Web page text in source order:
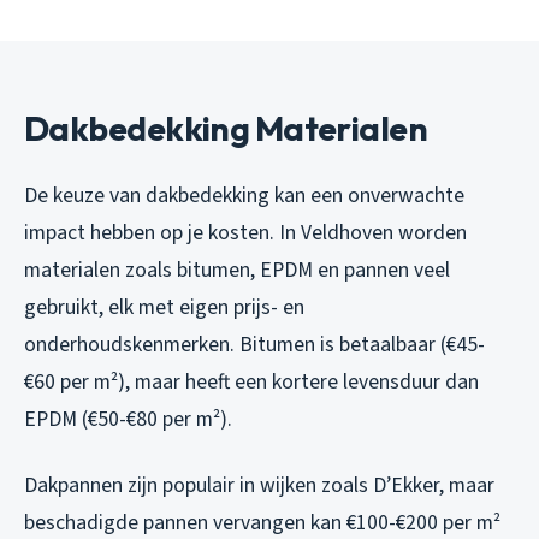
Dakbedekking Materialen
De keuze van dakbedekking kan een onverwachte
impact hebben op je kosten. In Veldhoven worden
materialen zoals bitumen, EPDM en pannen veel
gebruikt, elk met eigen prijs- en
onderhoudskenmerken. Bitumen is betaalbaar (€45-
€60 per m²), maar heeft een kortere levensduur dan
EPDM (€50-€80 per m²).
Dakpannen zijn populair in wijken zoals D’Ekker, maar
beschadigde pannen vervangen kan €100-€200 per m²